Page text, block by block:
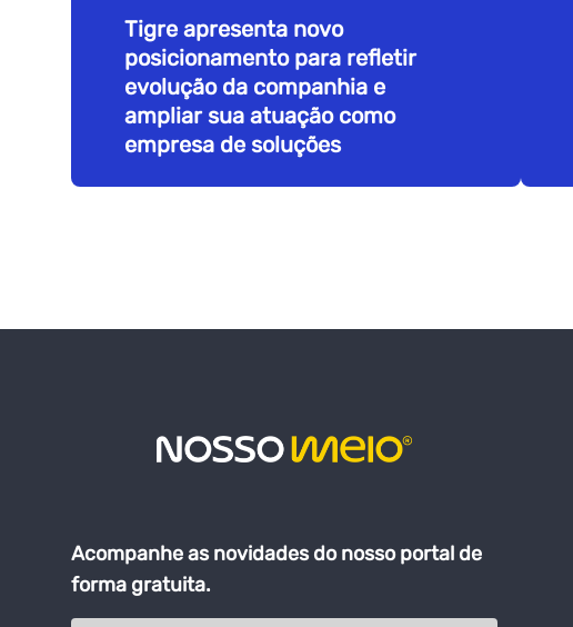
Tigre apresenta novo
posicionamento para refletir
evolução da companhia e
ampliar sua atuação como
empresa de soluções
Acompanhe as novidades do nosso portal de
forma gratuita.